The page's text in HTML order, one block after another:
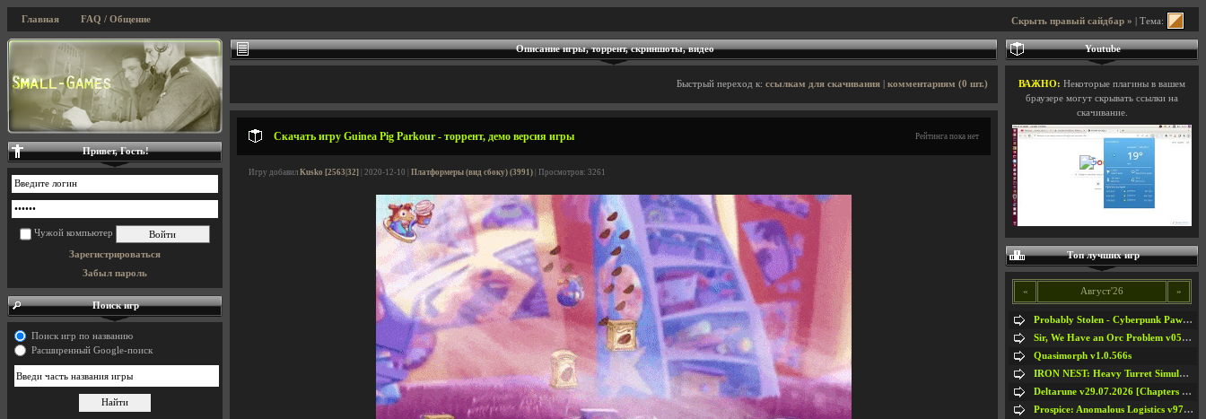
Скрыть правый сайдбар » | Тема:
Главная FAQ / Общение
Описание игры, торрент, скриншоты, видео
Быстрый переход к: ссылкам для скачивания комментариям (0 шт.)
Скачать игру Guinea Pig Parkour - торрент, демо версия игры Рейтинга пока нет
Игру добавил Kusko [2563|32] | 2020-12-10 | Платформеры (вид сбоку) (3991) | Просмотров: 3261
Привет, Гость!
Чужой компьютер
Зарегистрироваться
Забыл пароль
Поиск игр
Поиск игр по названию
Расширенный Google-поиск
Youtube
ВАЖНО: Некоторые плагины в вашем
браузере могут скрывать ссылки на
скачивание.
Топ лучших игр
« Август'26 »
Probably Stolen - Cyberpunk Pawnshop Simulator v048c [Playtest]
Sir, We Have an Orc Problem v05.08.2026
Quasimorph v1.0.566s
IRON NEST: Heavy Turret Simulator v1.0a
Deltarune v29.07.2026 [Chapters 1-5] / + RUS [Chapters 1-5]
Prospice: Anomalous Logistics v97 [Playtest]